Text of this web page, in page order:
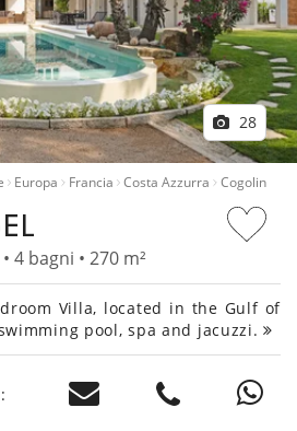
28
Europa Francia Costa Azzurra Cogolin
4 bagni • 270 m²
Villa, located in the Gulf of
pool, spa and jacuzzi.